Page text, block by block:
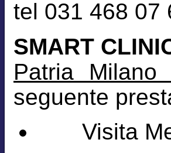
tel 031 468 07
SMART
Patria Milano
seguente
Visita